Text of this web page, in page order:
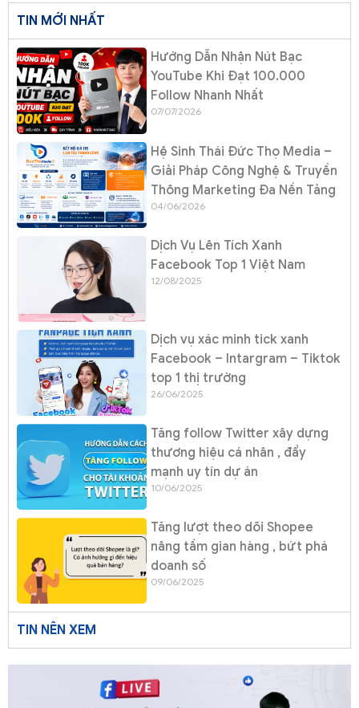
TIN MỚI NHẤT
Hướng Dẫn Nhận Nút Bạc
YouTube Khi Đạt 100.000
Follow Nhanh Nhất
07/07/2026
Hệ Sinh Thái Đức Thọ Media –
Giải Pháp Công Nghệ & Truyền
Thông Marketing Đa Nền Tảng
04/06/2026
Dịch Vụ Lên Tích Xanh
Facebook Top 1 Việt Nam
12/08/2025
Dịch vụ xác minh tick xanh
Facebook – Intargram – Tiktok
top 1 thị trường
26/06/2025
Tăng follow Twitter xây dựng
thương hiệu cá nhân , đẩy
mạnh uy tín dự án
10/06/2025
Tăng lượt theo dõi Shopee
nâng tầm gian hàng , bứt phá
doanh số
09/06/2025
TIN NÊN XEM